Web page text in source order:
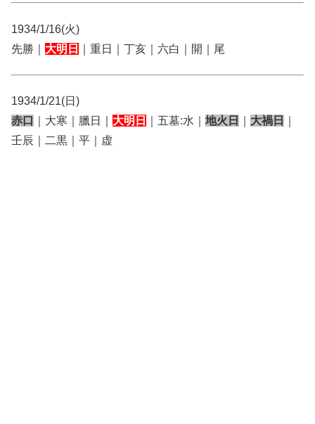
1934/1/16(火)
先勝｜ 大明日 ｜重日｜丁亥｜六白｜開｜尾
1934/1/21(日)
赤口
｜大寒｜臘日｜ 大明日 ｜五墓:水｜ 地火日 大禍日
壬辰｜二黒｜平｜虚